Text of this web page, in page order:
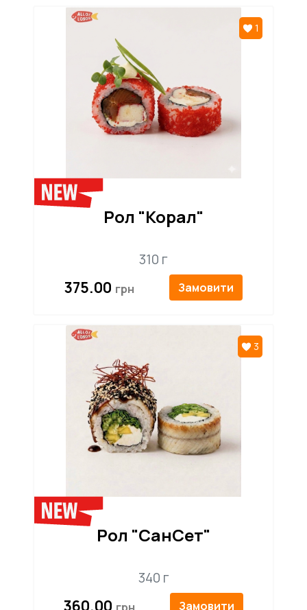
1
Рол "Корал"
310 г
375.00 Замовити
3
Рол "СанСет"
340 г
360.00 Замовити